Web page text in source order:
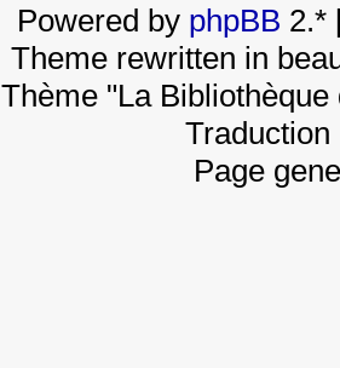
Powered by phpBB 2.*
Theme rewritten in
Thème "La
Page